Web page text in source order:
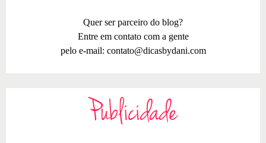
Quer ser parceiro do blog?
Entre em contato com a gente
pelo e-mail: contato@dicasbydani.com
Publicidade